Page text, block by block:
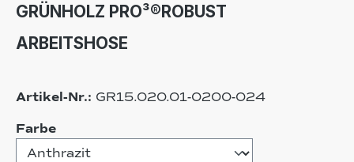
GRÜNHOLZ PRO³®ROBUST
ARBEITSHOSE
Artikel-Nr.: GR15.020.01-0200-024
Farbeauswählen